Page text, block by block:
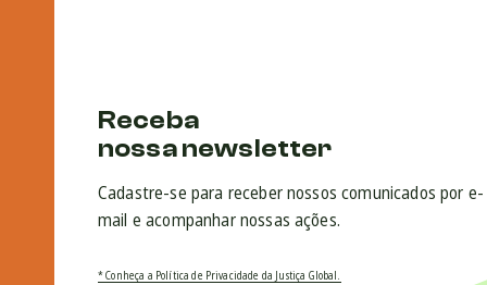
Receba
nossa newsletter
Cadastre-se para receber nossos comunicados por e-
mail e acompanhar nossas ações.
* Conheça a Política de Privacidade da Justiça Global.